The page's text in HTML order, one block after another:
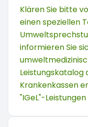
Klären Sie bitte
einen speziellen
informieren Sie
Leistungskatalog
Krankenkassen
"IGeL"-